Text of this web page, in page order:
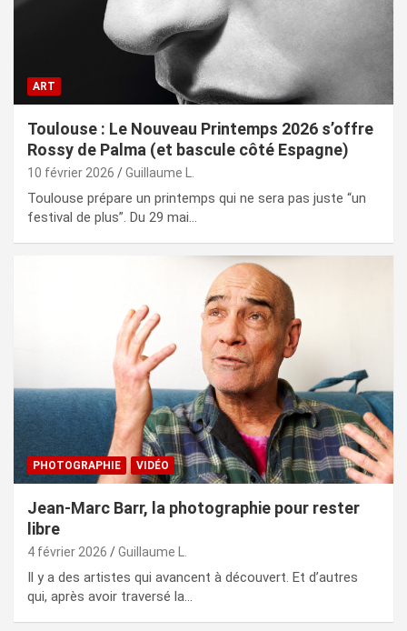
ART
Toulouse : Le Nouveau Printemps 2026 s’offre
Rossy de Palma (et bascule côté Espagne)
10 février 2026 Guillaume L.
Toulouse prépare un printemps qui ne sera pas juste “un
festival de plus”. Du 29 mai…
PHOTOGRAPHIE VIDÉO
Jean-Marc Barr, la photographie pour rester
libre
4 février 2026 Guillaume L.
Il y a des artistes qui avancent à découvert. Et d’autres
qui, après avoir traversé la…